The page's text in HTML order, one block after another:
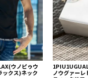
ウノピゥウ
ックス)ネック
ノウグァー